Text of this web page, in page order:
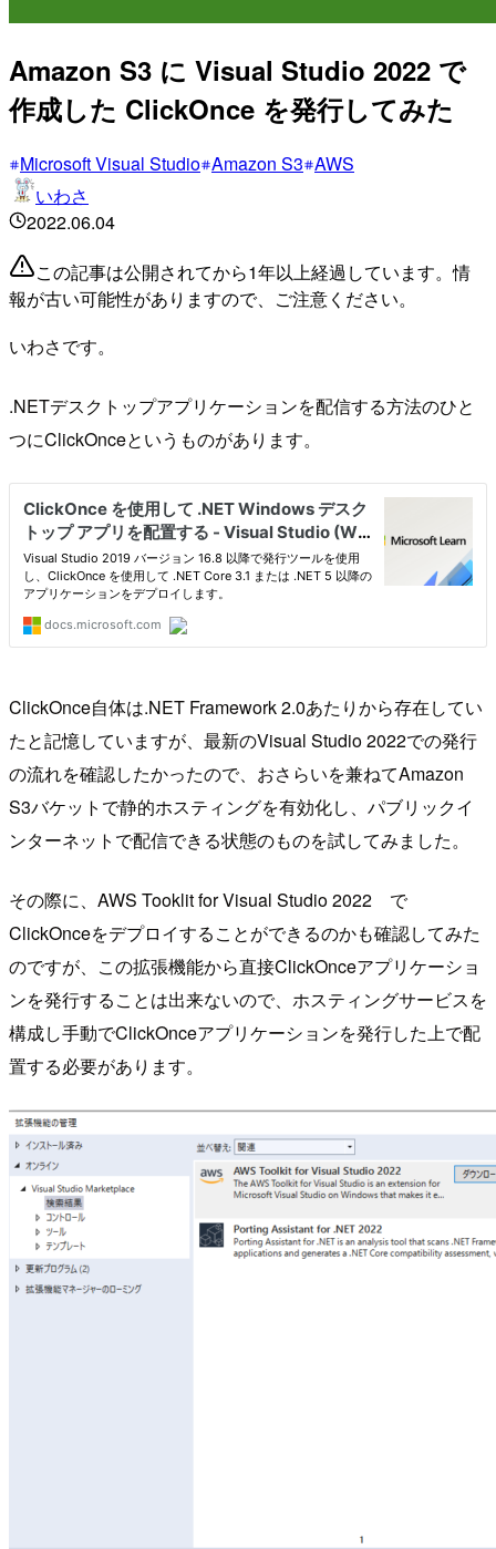
Amazon S3 に Visual Studio 2022 で
作成した ClickOnce を発行してみた
Microsoft Visual Studio Amazon S3 AWS
いわさ
2022.06.04
この記事は公開されてから1年以上経過しています。情
報が古い可能性がありますので、ご注意ください。
いわさです。
.NETデスクトップアプリケーションを配信する方法のひと
つにClickOnceというものがあります。
ClickOnce自体は.NET Framework 2.0あたりから存在してい
たと記憶していますが、最新のVisual Studio 2022での発行
の流れを確認したかったので、おさらいを兼ねてAmazon
S3バケットで静的ホスティングを有効化し、パブリックイ
ンターネットで配信できる状態のものを試してみました。
その際に、AWS Tooklit for Visual Studio 2022 で
ClickOnceをデプロイすることができるのかも確認してみた
のですが、この拡張機能から直接ClickOnceアプリケーショ
ンを発行することは出来ないので、ホスティングサービスを
構成し手動でClickOnceアプリケーションを発行した上で配
置する必要があります。